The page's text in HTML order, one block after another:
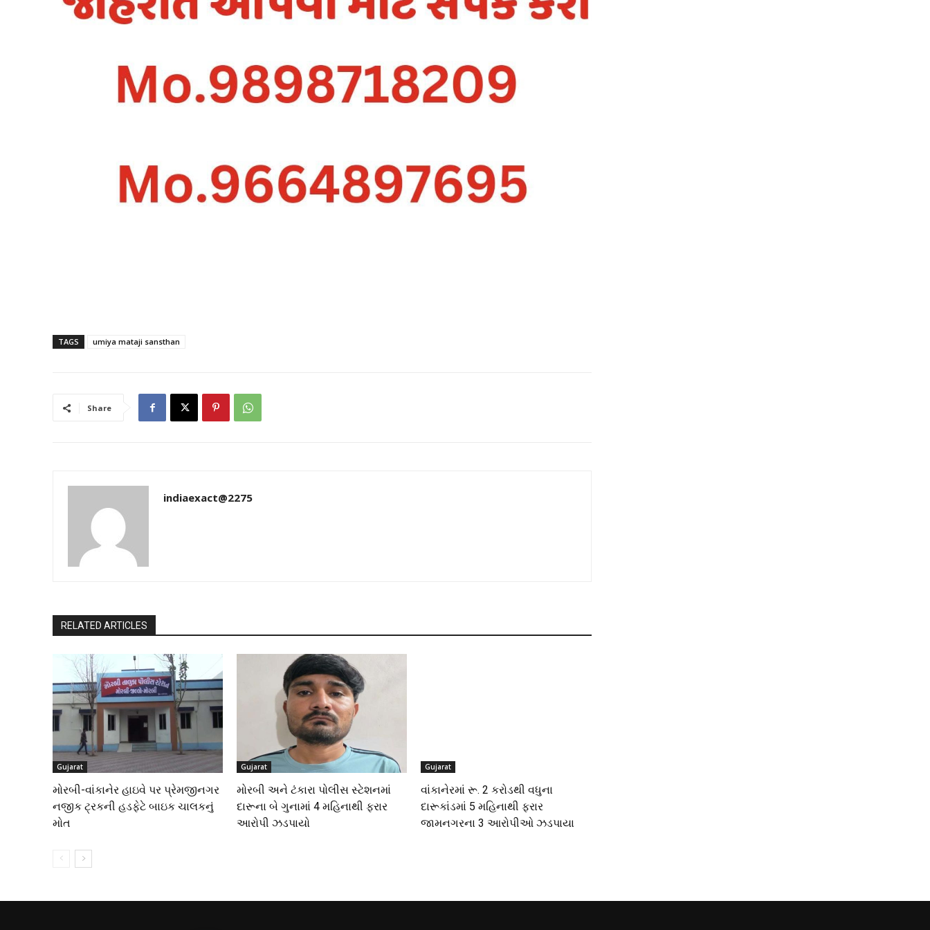
TAGS umiya mataji sansthan
Share
indiaexact@2275
RELATED ARTICLES
Gujarat
મોરબી-વાંકાનેર હાઇવે પર પ્રેમજીનગર
નજીક ટ્રકની હડફેટે બાઇક ચાલકનું
મોત
Gujarat
મોરબી અને ટંકારા પોલીસ સ્ટેશનમાં
દારૂના બે ગુનામાં 4 મહિનાથી ફરાર
આરોપી ઝડપાયો
Gujarat
વાંકાનેરમાં રૂ. 2 કરોડથી વધુના
દારૂકાંડમાં 5 મહિનાથી ફરાર
જામનગરના 3 આરોપીઓ ઝડપાયા